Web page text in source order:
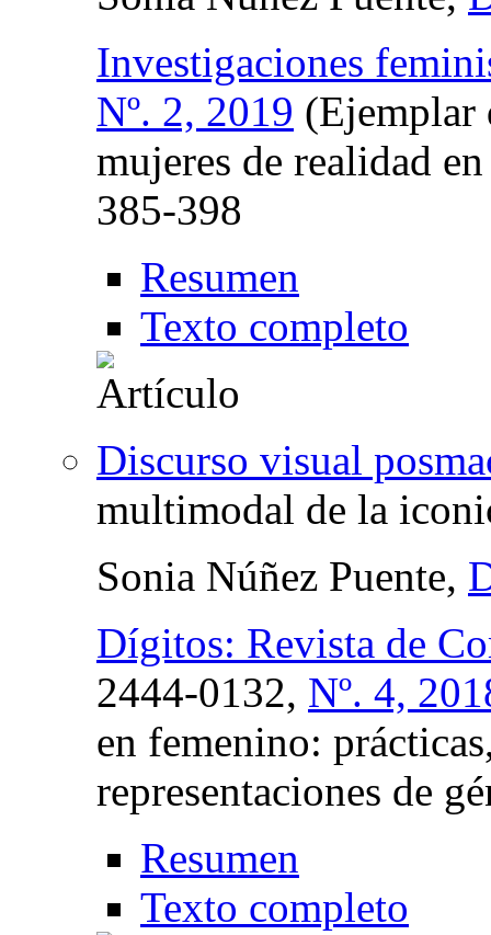
Investigaciones
Nº. 2, 2019 (Ejemplar
mujeres de realidad
385-398
Resumen
Texto completo
Discurso visual
multimodal de la
Sonia Núñez Puente,
Dígitos: Revista de
2444-0132, Nº. 4,
en femenino:
representaciones de
Resumen
Texto completo